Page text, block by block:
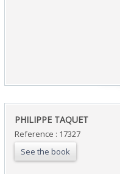
‎PHILIPPE TAQUET‎
Reference : 17327
See the book